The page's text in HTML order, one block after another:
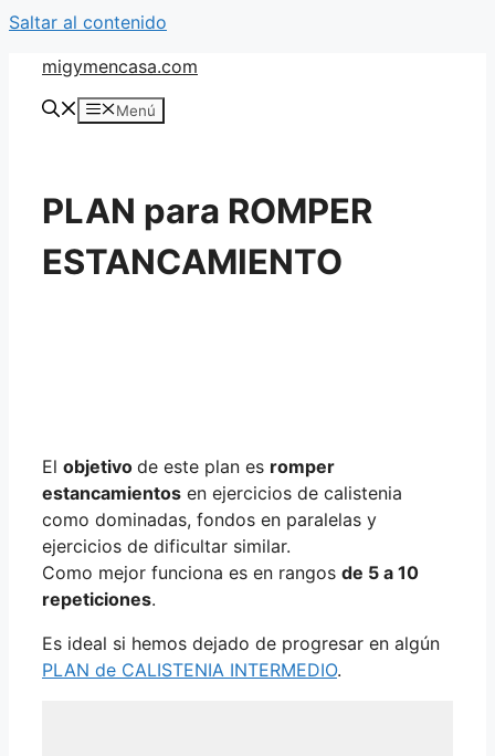
Saltar al contenido
migymencasa.com
Menú
PLAN para ROMPER
ESTANCAMIENTO
El objetivo de este plan es romper
estancamientos en ejercicios de calistenia
como dominadas, fondos en paralelas y
ejercicios de dificultar similar.
Como mejor funciona es en rangos de 5 a 10
repeticiones.
Es ideal si hemos dejado de progresar en algún
PLAN de CALISTENIA INTERMEDIO.